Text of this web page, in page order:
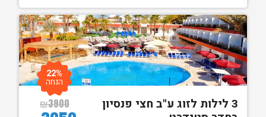
3 לילות לזוג ע"ב חצי פנסיון
₪3900
22%
הנחה